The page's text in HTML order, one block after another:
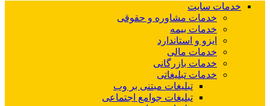
خدمات سایت
خدمات مشاوره و حقوقی
خدمات بیمه
ایزو و استاندارد
خدمات مالی
خدمات بازرگانی
خدمات تبلیغاتی
تبلیغات مبتنی بر وب
تبلیغات جوامع اجتماعی